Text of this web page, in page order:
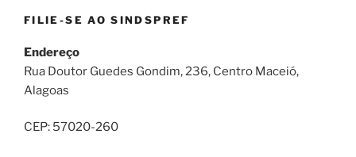
FILIE-SE AO SINDSPREF
Endereço
Rua Doutor Guedes Gondim, 236, Centro Maceió,
Alagoas
CEP: 57020-260